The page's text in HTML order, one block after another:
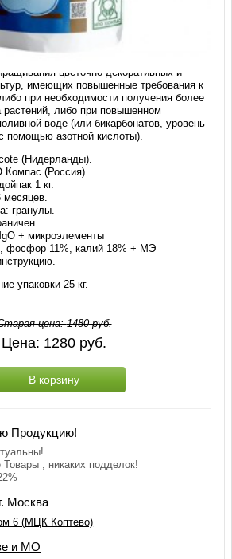
Exact High K 5-6
+ 1,5 MgO+МЭ) 1 кг
питание растений в течение сезона.
цветочно-декоративных и
имеющих повышенные требования к
при необходимости получения более
растений, либо при повышенном
воде (или бикарбонатов, уровень
помощью азотной кислоты).
(Нидерланды).
(Россия).
1 кг.
гранулы.
+ микроэлементы
фосфор 11%, калий 18% + МЭ
упаковки 25 кг.
цена:1480руб.
Цена: 1280 руб.
В корзину
Продукцию!
Товары , никаких подделок!
Москва
6 (МЦК Коптево)
и МО